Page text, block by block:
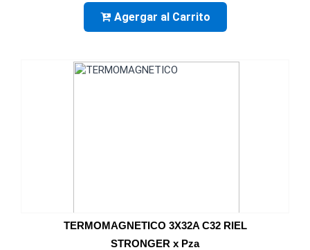
Agergar al Carrito
TERMOMAGNETICO 3X32A C32 RIEL
STRONGER x Pza